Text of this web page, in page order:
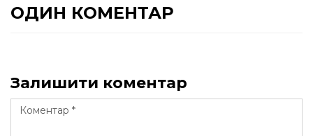
ОДИН КОМЕНТАР
Залишити коментар